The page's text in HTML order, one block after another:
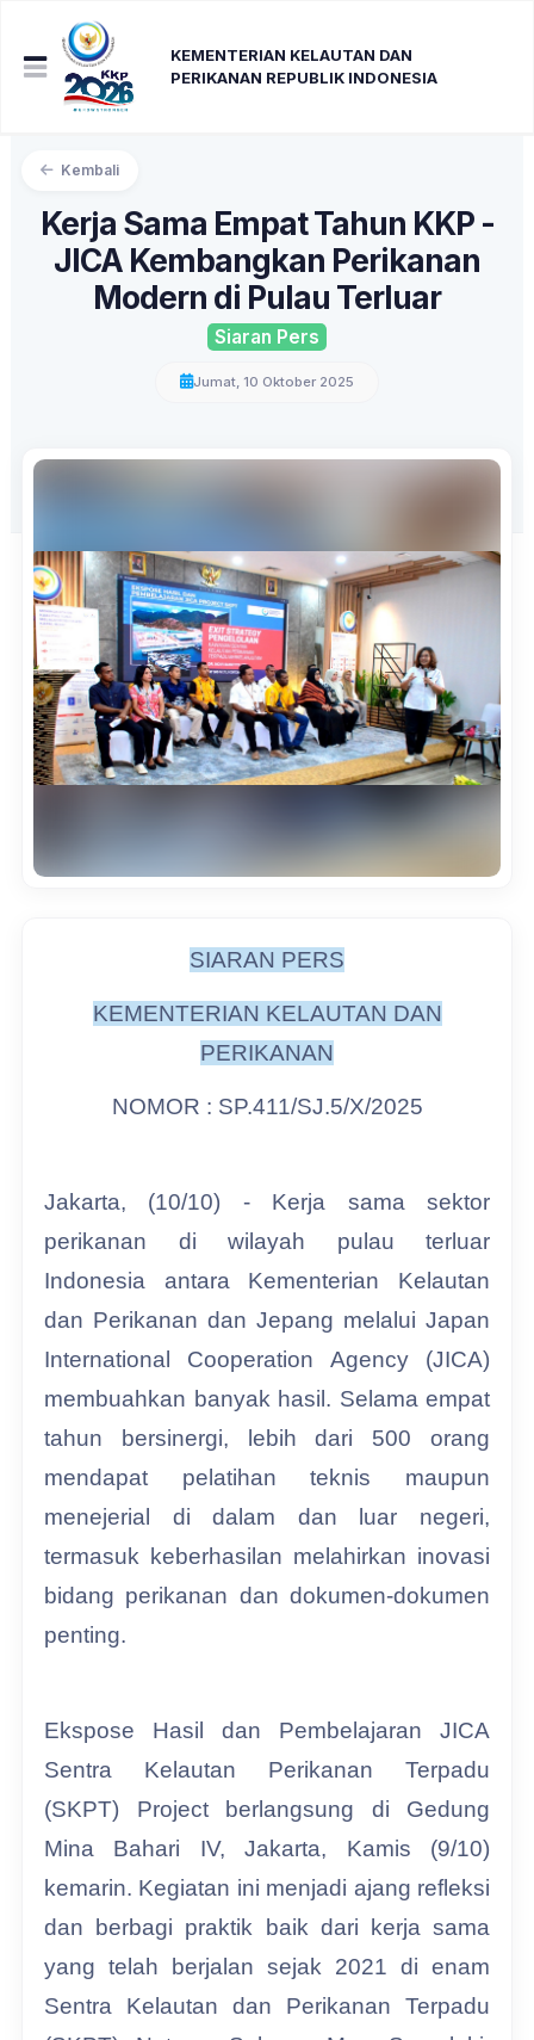
KEMENTERIAN KELAUTAN DAN
PERIKANAN REPUBLIK INDONESIA
Kembali
Kerja Sama Empat Tahun KKP -
JICA Kembangkan Perikanan
Modern di Pulau Terluar
Siaran Pers
Jumat, 10 Oktober 2025
SIARAN PERS
KEMENTERIAN KELAUTAN DAN
PERIKANAN
NOMOR : SP.411/SJ.5/X/2025
Jakarta, (10/10) - Kerja sama sektor
perikanan di wilayah pulau terluar
Indonesia antara Kementerian Kelautan
dan Perikanan dan Jepang melalui Japan
International Cooperation Agency (JICA)
membuahkan banyak hasil. Selama empat
tahun bersinergi, lebih dari 500 orang
mendapat pelatihan teknis maupun
menejerial di dalam dan luar negeri,
termasuk keberhasilan melahirkan inovasi
bidang perikanan dan dokumen-dokumen
penting.
Ekspose Hasil dan Pembelajaran JICA
Sentra Kelautan Perikanan Terpadu
(SKPT) Project berlangsung di Gedung
Mina Bahari IV, Jakarta, Kamis (9/10)
kemarin. Kegiatan ini menjadi ajang refleksi
dan berbagi praktik baik dari kerja sama
yang telah berjalan sejak 2021 di enam
Sentra Kelautan dan Perikanan Terpadu